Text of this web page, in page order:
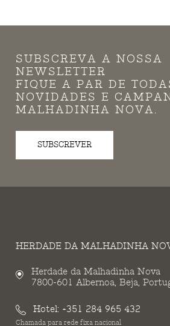
SUBSCREVA A NOSSA
NEWSLETTER
FIQUE A PAR DE
NOVIDADES E
MALHADINHA NOVA.
SUBSCREVER
HERDADE DA MALHADINHA
Herdade da Malhadinha Nova
7800-601 Albernoa, Beja,
Hotel: +351 284 965 432
Chamada para rede fixa nacional